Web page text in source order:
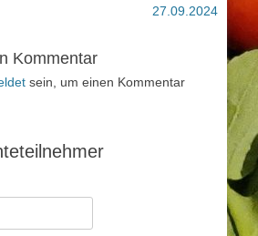
27.09.2024
Kommentar
sein, um einen Kommentar